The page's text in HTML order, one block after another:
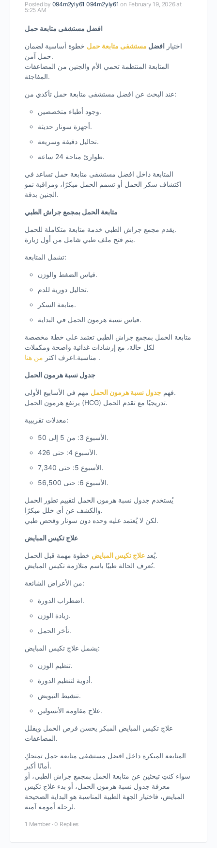
Posted by 094m2yly61 094m2yly61 on February 19, 2026 at
5:25 AM
افضل مستشفى متابعة حمل
اختيار افضل مستشفى متابعة حمل خطوة أساسية لضمان
حمل آمن.
المتابعة المنتظمة تحمي الأم والجنين من المضاعفات
المفاجئة.
عند البحث عن افضل مستشفى متابعة حمل تأكدي من:
وجود أطباء متخصصين.
أجهزة سونار حديثة.
تحاليل دقيقة وسريعة.
طوارئ متاحة 24 ساعة.
المتابعة داخل افضل مستشفى متابعة حمل تساعد في
اكتشاف سكر الحمل أو تسمم الحمل مبكرًا، ومراقبة نمو
الجنين بدقة.
متابعة الحمل بمجمع جراش الطبي
يقدم مجمع جراش الطبي خدمة متابعة متكاملة للحمل.
يتم فتح ملف طبي شامل من أول زيارة.
تشمل المتابعة:
قياس الضغط والوزن.
تحاليل دورية للدم.
متابعة السكر.
قياس نسبة هرمون الحمل في البداية.
متابعة الحمل بمجمع جراش الطبي تعتمد على خطة مخصصة
لكل حالة، مع إرشادات غذائية واضحة ومكملات
مناسبة.اعرف اكتر من هنا .
جدول نسبة هرمون الحمل
فهم جدول نسبة هرمون الحمل
مهم في الأسابيع الأولى.
يرتفع هرمون الحمل (HCG) تدريجيًا مع تقدم الحمل.
معدلات تقريبية:
الأسبوع 3: من 5 إلى 50.
الأسبوع 4: حتى 426.
الأسبوع 5: حتى 7,340.
الأسبوع 6: حتى 56,500.
يُستخدم جدول نسبة هرمون الحمل لتقييم تطور الحمل
والكشف عن أي خلل مبكرًا.
لكن لا يُعتمد عليه وحده دون سونار وفحص طبي.
علاج تكيس المبايض
يُعد علاج تكيس المبايض
خطوة مهمة قبل الحمل.
تُعرف الحالة طبيًا باسم متلازمة تكيس المبايض.
من الأعراض الشائعة:
اضطراب الدورة.
زيادة الوزن.
تأخر الحمل.
يشمل علاج تكيس المبايض:
تنظيم الوزن.
أدوية لتنظيم الدورة.
تنشيط التبويض.
علاج مقاومة الأنسولين.
علاج تكيس المبايض المبكر يحسن فرص الحمل ويقلل
المضاعفات.
المتابعة المبكرة داخل افضل مستشفى متابعة حمل تمنحكِ
أمانًا أكبر.
سواء كنتِ تبحثين عن متابعة الحمل بمجمع جراش الطبي، أو
معرفة جدول نسبة هرمون الحمل، أو بدء علاج تكيس
المبايض، فاختيار الجهة الطبية المناسبة هو البداية الصحيحة
لرحلة أمومة آمنة.
1 Member · 0 Replies